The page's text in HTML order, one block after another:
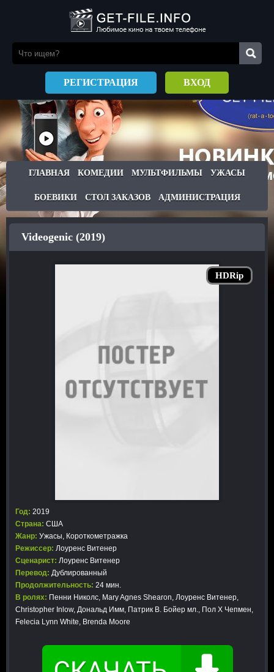
РЕГИСТРАЦИЯ ВХОД
ГЛАВНАЯ КОМЕДИИ МУЛЬТФИЛЬМЫ УЖАСЫ
БОЕВИКИ СТОЛ ЗАКАЗОВ АДМИНИСТРАЦИЯ
HDRip
Videogenic (2019)
Год: 2019
Страна: США
Жанр: Ужасы, Короткометражка
Режиссер: Лоуренс Витенер
Сценарист: Лоуренс Витенер
Перевод: Дублированный
Продолжительность: 24 мин.
В ролях: Пенни Николс, Mary Agnes Shearon, Лоуренс Витенер,
Christopher Inlow, Дональд Имм, Патрик В. Бойер мл., Пол Х Чепмен,
Felecia Lynn White, Brenda Moore